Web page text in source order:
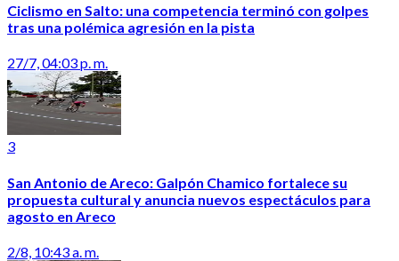
Ciclismo en Salto: una competencia terminó con golpes
tras una polémica agresión en la pista
27/7, 04:03 p. m.
3
San Antonio de Areco: Galpón Chamico fortalece su
propuesta cultural y anuncia nuevos espectáculos para
agosto en Areco
2/8, 10:43 a. m.